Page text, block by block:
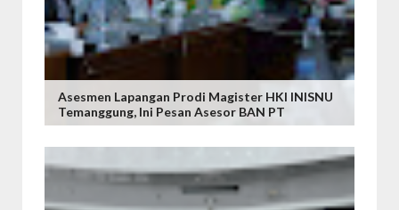
Asesmen Lapangan Prodi Magister HKI INISNU
Temanggung, Ini Pesan Asesor BAN PT